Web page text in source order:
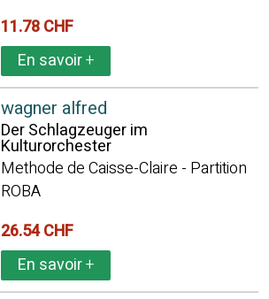
11.78 CHF
En savoir+
wagner alfred
Der Schlagzeuger im
Kulturorchester
Methode de Caisse-Claire - Partition
ROBA
26.54 CHF
En savoir+